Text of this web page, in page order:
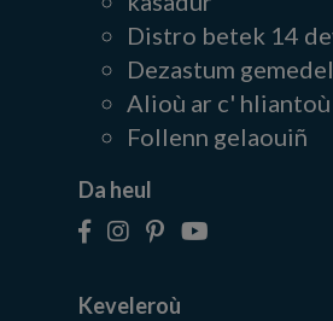
Distro betek 14
Dezastum gemedel
Alioù ar c' hliantoù
Follenn gelaouiñ
Da heul
Keveleroù